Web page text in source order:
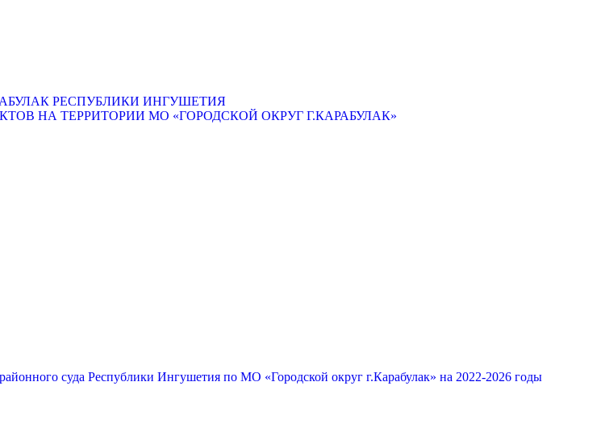
РЕСПУБЛИКИ ИНГУШЕТИЯ
НА ТЕРРИТОРИИ МО «ГОРОДСКОЙ ОКРУГ Г.КАРАБУЛАК»
суда Республики Ингушетия по МО «Городской округ г.Карабулак» на 2022-2026 годы